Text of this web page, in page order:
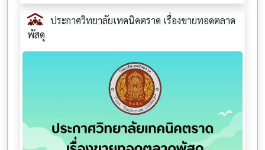
ประกาศวิทยาลัยเทคนิคตราด เรื่องขายทอดตลาด
พัสดุ